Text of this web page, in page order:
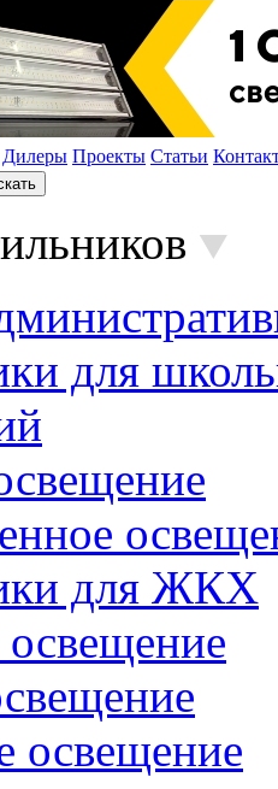
Дилеры Проекты Статьи
для
для ЖКХ
освещение